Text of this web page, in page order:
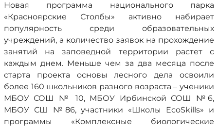
Новая программа национального парка
«Красноярские Столбы» активно набирает
популярность среди образовательных
учреждений, а количество заявок на прохождение
занятий на заповедной территории растет с
каждым днем. Меньше чем за два месяца после
старта проекта основы лесного дела освоили
более 160 школьников разного возраста – ученики
МБОУ СОШ № 10, МБОУ Ирбинской СОШ №6,
МБОУ СШ №86, участники «Школы EcoSkills» и
программы «Комплексные биологические